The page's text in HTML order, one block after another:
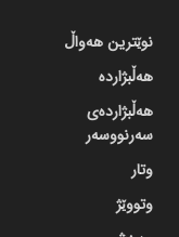
نوێترین هەواڵ
هەڵبژاردە
هەڵبژاردەی
سەرنووسەر
وتار
وتووێژ